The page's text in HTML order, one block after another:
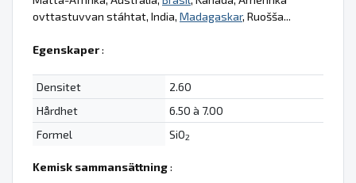
ovttastuvvan stáhtat, India, Madagaskar, Ruošša...
Egenskaper:
Densitet
2.60
Hårdhet
6.50 à 7.00
Formel
SiO2
Kemisk sammansättning: